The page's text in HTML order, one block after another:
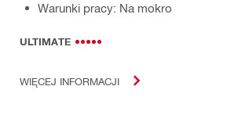
Warunki pracy: Na mokro
ULTIMATE
WIĘCEJ INFORMACJI